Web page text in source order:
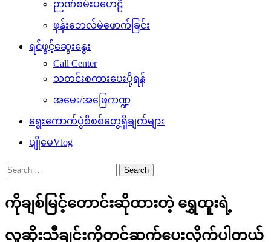
ဉာဏ်စမ်းပဟေဠိ
ဖုန်းဘေလ်မဲဖောက်ခြင်း
ရင်ဖွင့်ဆွေးနွေး
Call Center
သတင်းစကားပေးပို့ရန်
အမေး/အဖြေကဏ္ဍ
ရွေးကောက်ပွဲစိစစ်တွေ့ရှိချက်များ
ပျိုမေVlog
Search
for:
ကိုချစ်မြင့်တောင်းဆိုထားတဲ့ ရွှေထူးရဲ့
လူဆိုးသီချင်းကိုတင်ဆက်ပေးလိုက်ပါတယ်